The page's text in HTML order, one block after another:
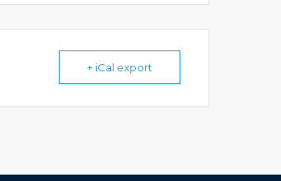
+ iCal export